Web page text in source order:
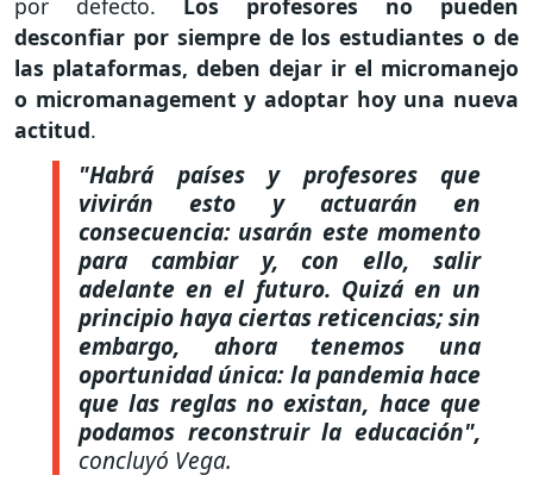
por defecto. Los profesores no pueden
desconfiar por siempre de los estudiantes o de
las plataformas, deben dejar ir el micromanejo
o micromanagement y adoptar hoy una nueva
actitud.
"Habrá países y profesores que
vivirán esto y actuarán en
consecuencia: usarán este momento
para cambiar y, con ello, salir
adelante en el futuro. Quizá en un
principio haya ciertas reticencias; sin
embargo, ahora tenemos una
oportunidad única: la pandemia hace
que las reglas no existan, hace que
podamos reconstruir la educación",
concluyó Vega.